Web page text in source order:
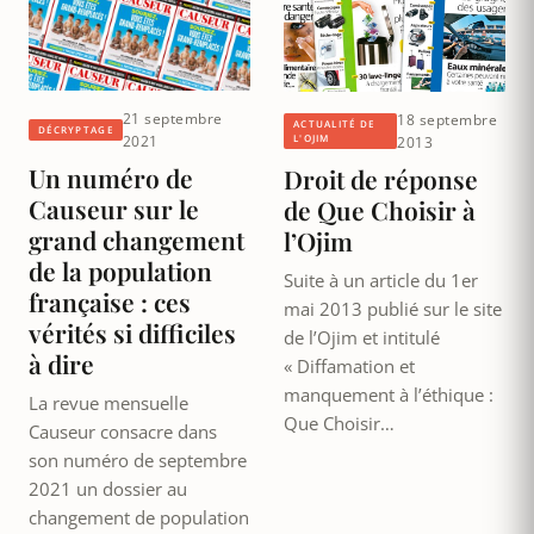
DÉCRYPTAGE
21 septembre
2021
Un numéro de
Causeur sur le
grand changement
de la population
française : ces
vérités si difficiles
à dire
La revue mensuelle
Causeur consacre dans
son numéro de septembre
2021 un dossier au
changement de population
ACTUALITÉ DE
L'OJIM
18 septembre
2013
Droit de réponse
de Que Choisir à
l’Ojim
Suite à un article du 1er
mai 2013 publié sur le site
de l’Ojim et intitulé
« Diffamation et
manquement à l’éthique :
Que Choisir…